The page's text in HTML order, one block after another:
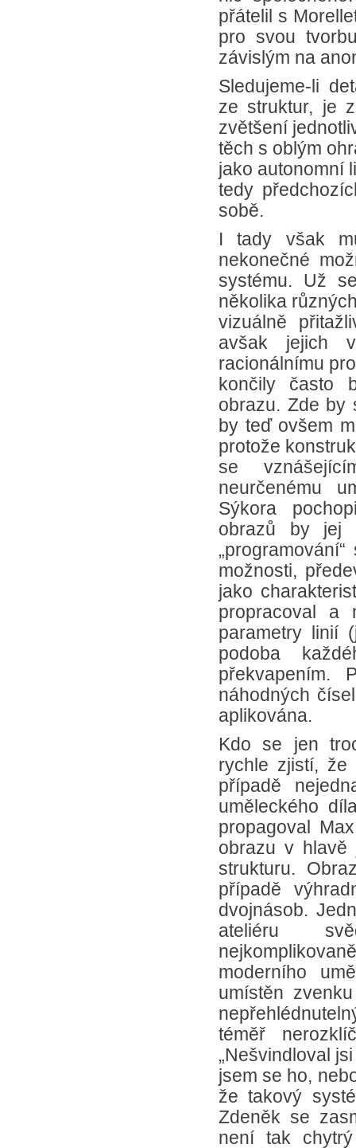
přátelil s
pro svou
závislým na
Sledujeme-li
ze struktur, je
zvětšení
těch s oblým
jako autonomní
tedy
sobě.
I tady však
nekonečné
systému. Už
několika
vizuálně
avšak jejich
racionálnímu
končily často
obrazu. Zde by
by teď ovšem
protože
se
neurčenému
Sýkora
obrazů by jej
možnosti,
jako
propracoval a
parametry linií
podoba
překvapením.
náhodných
aplikována.
Kdo se jen
rychle zjistí,
případě
uměleckého
propagoval
obrazu v hlavě
strukturu.
případě
dvojnásob.
ateliéru
moderního
umístěn
téměř
„Nešvindloval
jsem se ho,
že takový
Zdeněk se
není tak